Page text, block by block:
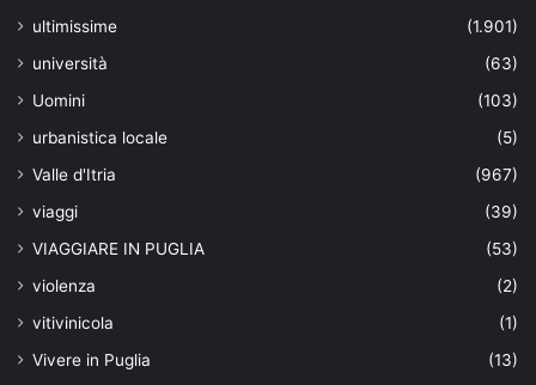
ultimissime
(1.901)
università
(63)
Uomini
(103)
urbanistica locale
(5)
Valle d'Itria
(967)
viaggi
(39)
VIAGGIARE IN PUGLIA
(53)
violenza
(2)
vitivinicola
(1)
Vivere in Puglia
(13)